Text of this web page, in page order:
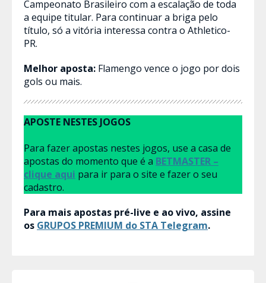
Campeonato Brasileiro com a escalação de toda
a equipe titular. Para continuar a briga pelo
título, só a vitória interessa contra o Athletico-
PR.
Melhor aposta: Flamengo vence o jogo por dois
gols ou mais.
APOSTE NESTES JOGOS
Para fazer apostas nestes jogos, use a casa de
apostas do momento que é a BETMASTER –
clique aqui para ir para o site e fazer o seu
cadastro.
Para mais apostas pré-live e ao vivo, assine
os GRUPOS PREMIUM do STA Telegram.